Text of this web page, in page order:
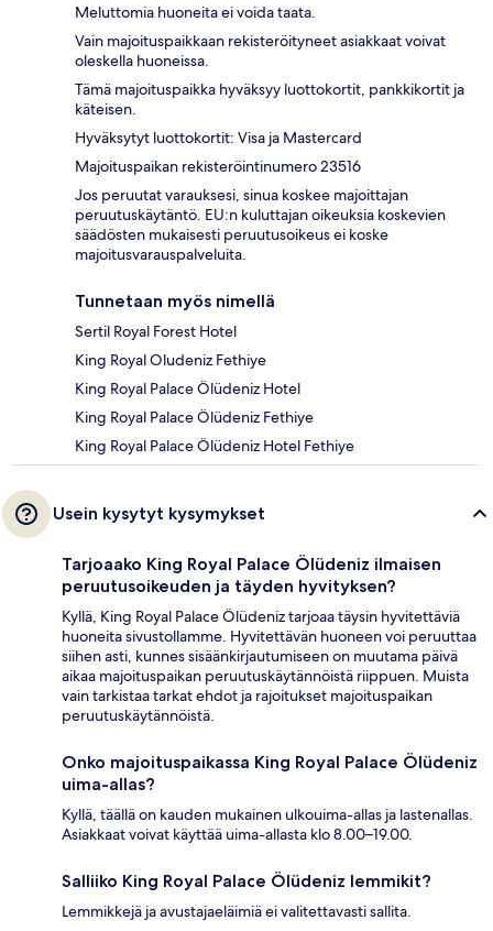
Meluttomia huoneita ei voida taata.
Vain majoituspaikkaan rekisteröityneet asiakkaat voivat
oleskella huoneissa.
Tämä majoituspaikka hyväksyy luottokortit, pankkikortit ja
käteisen.
Hyväksytyt luottokortit: Visa ja Mastercard
Majoituspaikan rekisteröintinumero 23516
Jos peruutat varauksesi, sinua koskee majoittajan
peruutuskäytäntö. EU:n kuluttajan oikeuksia koskevien
säädösten mukaisesti peruutusoikeus ei koske
majoitusvarauspalveluita.
Tunnetaan myös nimellä
Sertil Royal Forest Hotel
King Royal Oludeniz Fethiye
King Royal Palace Ölüdeniz Hotel
King Royal Palace Ölüdeniz Fethiye
King Royal Palace Ölüdeniz Hotel Fethiye
Usein kysytyt kysymykset
Tarjoaako King Royal Palace Ölüdeniz ilmaisen
peruutusoikeuden ja täyden hyvityksen?
Kyllä, King Royal Palace Ölüdeniz tarjoaa täysin hyvitettäviä
huoneita sivustollamme. Hyvitettävän huoneen voi peruuttaa
siihen asti, kunnes sisäänkirjautumiseen on muutama päivä
aikaa majoituspaikan peruutuskäytännöistä riippuen. Muista
vain tarkistaa tarkat ehdot ja rajoitukset majoituspaikan
peruutuskäytännöistä.
Onko majoituspaikassa King Royal Palace Ölüdeniz
uima-allas?
Kyllä, täällä on kauden mukainen ulkouima-allas ja lastenallas.
Asiakkaat voivat käyttää uima-allasta klo 8.00–19.00.
Salliiko King Royal Palace Ölüdeniz lemmikit?
Lemmikkejä ja avustajaeläimiä ei valitettavasti sallita.